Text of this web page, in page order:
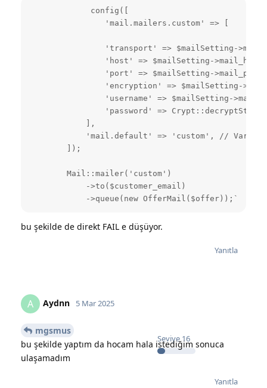
             config([
                'mail.mailers.custom' => [
'transport' => $mailSetting-
                'host' => $mailSetting->mail_host,
                'port' => $mailSetting->mail_port,
'encryption' => $mailSetting-
'username' => $mailSetting-
'password' =>
            ],
'mail.default' => 'custom', //
        ]);
        Mail::mailer('custom')
            ->to($customer_email)
            ->queue(new OfferMail($offer));`
bu şekilde de direkt FAIL e düşüyor.
Yanıtla
A Aydnn
Seviye 16
5 Mar 2025
mgsmus
bu şekilde yaptım da hocam hala istediğim sonuca
ulaşamadım
Yanıtla